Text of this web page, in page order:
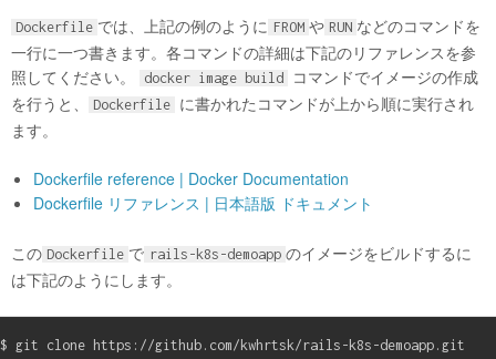
Dockerfile では、上記の例のように FROM や RUN などのコマンドを
一行に一つ書きます。各コマンドの詳細は下記のリファレンスを参
照してください。
docker image build
コマンドでイメージの作成
を行うと、
Dockerfile に書かれたコマンドが上から順に実行され
ます。
Dockerfile reference | Docker Documentation
Dockerfile リファレンス | 日本語版 ドキュメント
この Dockerfile で rails-k8s-demoapp のイメージをビルドするに
は下記のようにします。
$ git clone https://github.com/kwhrtsk/rails-k8s-demoapp.git